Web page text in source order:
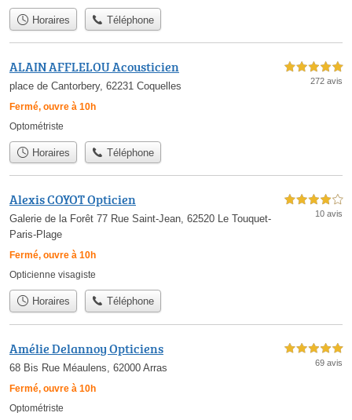
Horaires Téléphone
ALAIN AFFLELOU Acousticien
place de Cantorbery, 62231 Coquelles
Fermé, ouvre à 10h
5,0 étoiles sur 5
272 avis
Optométriste
Horaires Téléphone
Alexis COYOT Opticien
Galerie de la Forêt 77 Rue Saint-Jean, 62520 Le Touquet-
Paris-Plage
Fermé, ouvre à 10h
4,0 étoiles sur 5
10 avis
Opticienne visagiste
Horaires Téléphone
Amélie Delannoy Opticiens
68 Bis Rue Méaulens, 62000 Arras
Fermé, ouvre à 10h
5,0 étoiles sur 5
69 avis
Optométriste